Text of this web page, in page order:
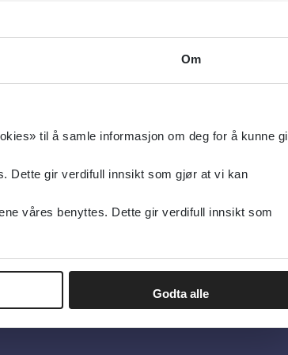
Om
til å samle informasjon om deg for å kunne gi
Dette gir verdifull innsikt som gjør at vi kan
våres benyttes. Dette gir verdifull innsikt som
Godta alle